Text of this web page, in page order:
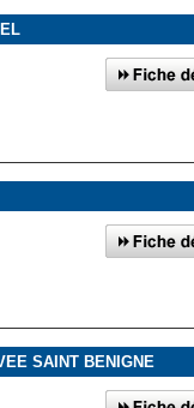
SAINT BENIGNE